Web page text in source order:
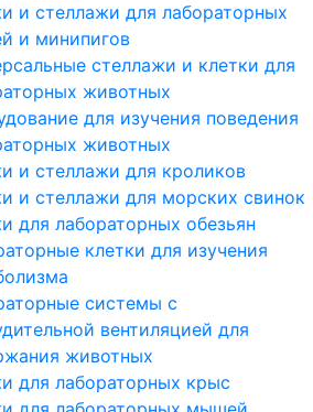
и стеллажи для лабораторных
и минипигов
стеллажи и клетки для
животных
для изучения поведения
животных
и стеллажи для кроликов
и стеллажи для морских свинок
для лабораторных обезьян
клетки для изучения
системы с
вентиляцией для
животных
для лабораторных крыс